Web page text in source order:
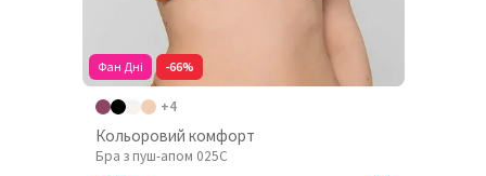
Фан Дні -66%
+4
Кольоровий комфорт
Бра з пуш-апом 025C